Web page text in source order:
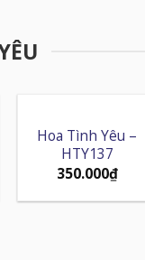
Hoa Tình Yêu –
HTY137
350.000₫